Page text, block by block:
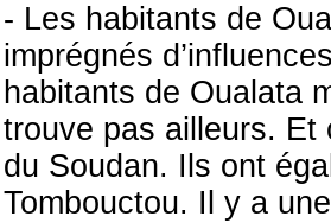
- Les habitants de
imprégnés
habitants de Oualata
trouve pas ailleurs. Et
du Soudan. Ils ont
Tombouctou. Il y a